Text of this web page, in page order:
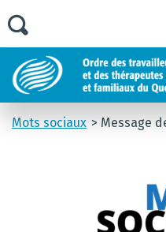
Mots sociaux Message